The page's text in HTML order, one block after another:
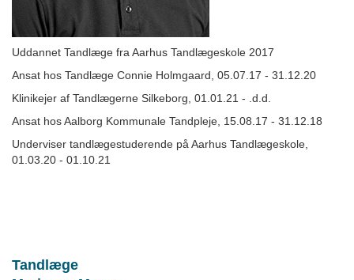
Uddannet Tandlæge fra Aarhus Tandlægeskole 2017
Ansat hos Tandlæge Connie Holmgaard, 05.07.17 - 31.12.20
Klinikejer af Tandlægerne Silkeborg, 01.01.21 - .d.d.
Ansat hos Aalborg Kommunale Tandpleje, 15.08.17 - 31.12.18
Underviser tandlægestuderende på Aarhus Tandlægeskole,
01.03.20 - 01.10.21
Tandlæge